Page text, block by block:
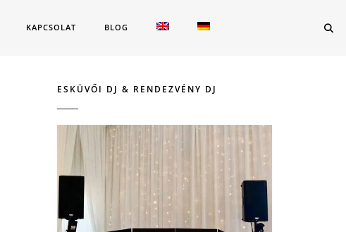
KAPCSOLAT BLOG
ESKÜVŐI DJ & RENDEZVÉNY DJ